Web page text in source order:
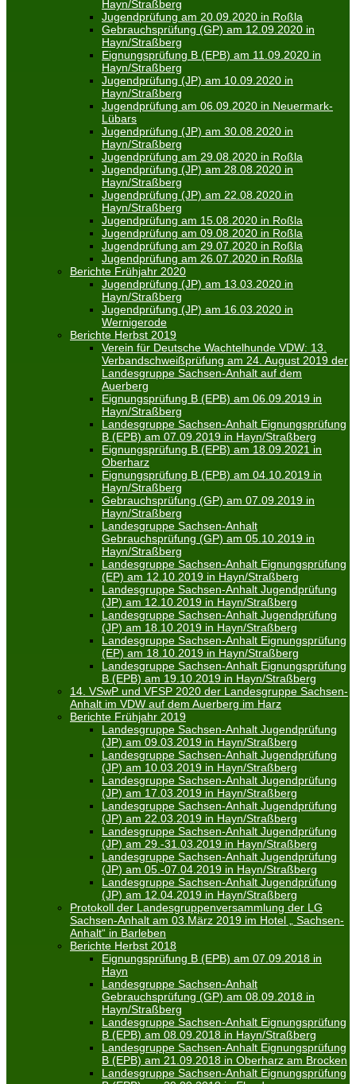
Hayn/Straßberg
Jugendprüfung am 20.09.2020 in Roßla
Gebrauchsprüfung (GP) am 12.09.2020 in
Hayn/Straßberg
Eignungsprüfung B (EPB) am 11.09.2020 in
Hayn/Straßberg
Jugendprüfung (JP) am 10.09.2020 in
Hayn/Straßberg
Jugendprüfung am 06.09.2020 in Neuermark-
Lübars
Jugendprüfung (JP) am 30.08.2020 in
Hayn/Straßberg
Jugendprüfung am 29.08.2020 in Roßla
Jugendprüfung (JP) am 28.08.2020 in
Hayn/Straßberg
Jugendprüfung (JP) am 22.08.2020 in
Hayn/Straßberg
Jugendprüfung am 15.08.2020 in Roßla
Jugendprüfung am 09.08.2020 in Roßla
Jugendprüfung am 29.07.2020 in Roßla
Jugendprüfung am 26.07.2020 in Roßla
Berichte Frühjahr 2020
Jugendprüfung (JP) am 13.03.2020 in
Hayn/Straßberg
Jugendprüfung (JP) am 16.03.2020 in
Wernigerode
Berichte Herbst 2019
Verein für Deutsche Wachtelhunde VDW: 13.
Verbandschweißprüfung am 24. August 2019 der
Landesgruppe Sachsen-Anhalt auf dem
Auerberg
Eignungsprüfung B (EPB) am 06.09.2019 in
Hayn/Straßberg
Landesgruppe Sachsen-Anhalt Eignungsprüfung
B (EPB) am 07.09.2019 in Hayn/Straßberg
Eignungsprüfung B (EPB) am 18.09.2021 in
Oberharz
Eignungsprüfung B (EPB) am 04.10.2019 in
Hayn/Straßberg
Gebrauchsprüfung (GP) am 07.09.2019 in
Hayn/Straßberg
Landesgruppe Sachsen-Anhalt
Gebrauchsprüfung (GP) am 05.10.2019 in
Hayn/Straßberg
Landesgruppe Sachsen-Anhalt Eignungsprüfung
(EP) am 12.10.2019 in Hayn/Straßberg
Landesgruppe Sachsen-Anhalt Jugendprüfung
(JP) am 12.10.2019 in Hayn/Straßberg
Landesgruppe Sachsen-Anhalt Jugendprüfung
(JP) am 18.10.2019 in Hayn/Straßberg
Landesgruppe Sachsen-Anhalt Eignungsprüfung
(EP) am 18.10.2019 in Hayn/Straßberg
Landesgruppe Sachsen-Anhalt Eignungsprüfung
B (EPB) am 19.10.2019 in Hayn/Straßberg
14. VSwP und VFSP 2020 der Landesgruppe Sachsen-
Anhalt im VDW auf dem Auerberg im Harz
Berichte Frühjahr 2019
Landesgruppe Sachsen-Anhalt Jugendprüfung
(JP) am 09.03.2019 in Hayn/Straßberg
Landesgruppe Sachsen-Anhalt Jugendprüfung
(JP) am 10.03.2019 in Hayn/Straßberg
Landesgruppe Sachsen-Anhalt Jugendprüfung
(JP) am 17.03.2019 in Hayn/Straßberg
Landesgruppe Sachsen-Anhalt Jugendprüfung
(JP) am 22.03.2019 in Hayn/Straßberg
Landesgruppe Sachsen-Anhalt Jugendprüfung
(JP) am 29.-31.03.2019 in Hayn/Straßberg
Landesgruppe Sachsen-Anhalt Jugendprüfung
(JP) am 05.-07.04.2019 in Hayn/Straßberg
Landesgruppe Sachsen-Anhalt Jugendprüfung
(JP) am 12.04.2019 in Hayn/Straßberg
Protokoll der Landesgruppenversammlung der LG
Sachsen-Anhalt am 03.März 2019 im Hotel „ Sachsen-
Anhalt“ in Barleben
Berichte Herbst 2018
Eignungsprüfung B (EPB) am 07.09.2018 in
Hayn
Landesgruppe Sachsen-Anhalt
Gebrauchsprüfung (GP) am 08.09.2018 in
Hayn/Straßberg
Landesgruppe Sachsen-Anhalt Eignungsprüfung
B (EPB) am 08.09.2018 in Hayn/Straßberg
Landesgruppe Sachsen-Anhalt Eignungsprüfung
B (EPB) am 21.09.2018 in Oberharz am Brocken
Landesgruppe Sachsen-Anhalt Eignungsprüfung